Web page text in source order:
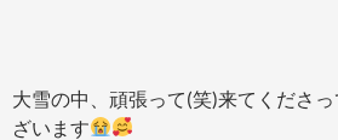
大雪の中、頑張って(笑)来てくださ
ざいます